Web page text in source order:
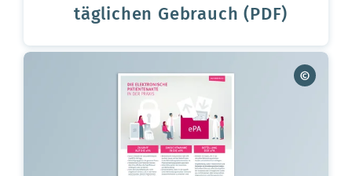
täglichen Gebrauch (PDF)